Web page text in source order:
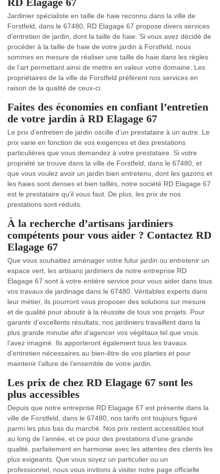
Jardinier spécialiste en taille de haie reconnu dans la ville de
Forstfeld, dans le 67480, RD Elagage 67 propose divers services
d’entretien de jardin, dont la taille de haie. Si vous avez décidé de
procéder à la taille de haie de votre jardin à Forstfeld, nous
sommes en mesure de réaliser une taille de haie dans les règles
de l’art permettant ainsi de mettre en valeur votre domaine. Les
propriétaires de la ville de Forstfeld préfèrent nos services en
raison de la qualité de ceux-ci.
Faites des économies en confiant l’entretien
de votre jardin à RD Elagage 67
Le prix d’entretien de jardin oscille d’un prestataire à un autre. Le
prix varie en fonction de vos exigences et des prestations
particulières que vous demandez à votre prestataire. Si votre
propriété se trouve dans la ville de Forstfeld, dans le 67480, et
que vous voulez avoir un jardin bien entretenu, dont les gazons et
les haies sont denses et bien taillés, notre société RD Elagage 67
est le prestataire qu’il vous faut. De plus, les prix de nos
prestations sont réduits.
À la recherche d’artisans jardiniers
compétents pour vous aider ? Contactez RD
Elagage 67
Que vous souhaitiez aménager votre futur jardin ou entretenir un
espace vert, les artisans jardiniers de notre entreprise RD
Elagage 67 sont à votre entière service pour vous aider dans tous
vos travaux de jardinage dans le 67480. Véritables experts dans
leur métier, ils pourront vous proposer des solutions sur mesure
et de qualité pour aboutir à la réussite de tous vos projets. Pour
garantir d’excellents résultats, nos jardiniers travaillent dans la
plus grande minutie afin d’agencer vos végétaux tel que vous
l’avez imaginé. Ils apporteront également tous les travaux
d’entretien nécessaires au bien-être de vos plantes et pour
maintenir l’allure de l’ensemble de votre jardin.
Les prix de chez RD Elagage 67 sont les
plus accessibles
Depuis que notre entreprise RD Elagage 67 est présente dans la
ville de Forstfeld, dans le 67480, nos tarifs ont toujours figuré
parmi les plus bas du marché. Nos prix restent accessibles tout
au long de l’année, et ce pour des prestations d’une grande
qualité, parfaitement en harmonie avec les attentes des clients les
plus exigeants. Que vous soyez un particulier ou un
professionnel, nous vous invitons à visiter notre page officielle